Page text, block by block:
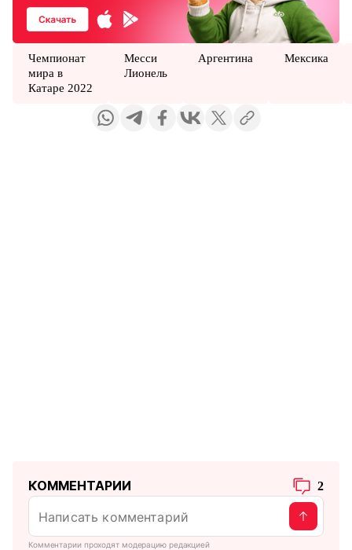
Чемпионат
мира в
Катаре 2022
Месси
Лионель
Аргентина Мексика
КОММЕНТАРИИ 2
Комментарии проходят модерацию редакцией